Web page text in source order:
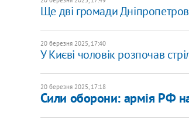
Ще дві громади
20 березня 2025, 17:40
У Києві чоловік розпочав
20 березня 2025, 17:18
Сили оборони: армія РФ